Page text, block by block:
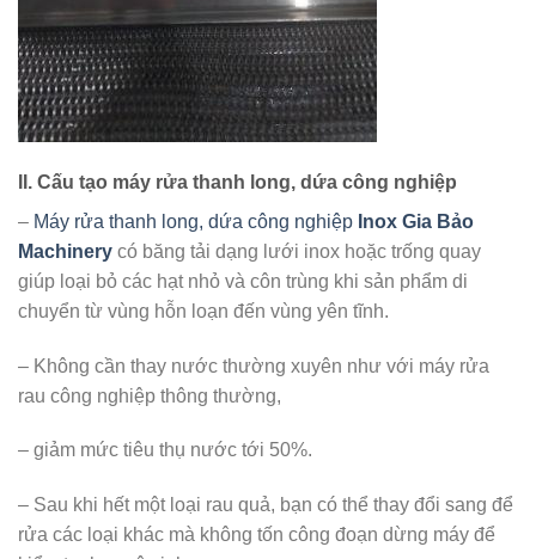
II. Cấu tạo máy rửa thanh long, dứa công nghiệp
– Máy rửa thanh long, dứa công nghiệp Inox Gia Bảo
Machinery có băng tải dạng lưới inox hoặc trống quay
giúp loại bỏ các hạt nhỏ và côn trùng khi sản phẩm di
chuyển từ vùng hỗn loạn đến vùng yên tĩnh.
– Không cần thay nước thường xuyên như với máy rửa
rau công nghiệp thông thường,
– giảm mức tiêu thụ nước tới 50%.
– Sau khi hết một loại rau quả, bạn có thể thay đổi sang để
rửa các loại khác mà không tốn công đoạn dừng máy để